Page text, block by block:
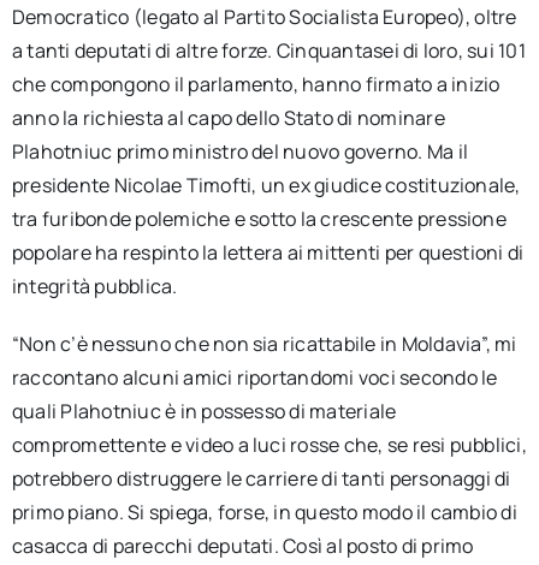
Democratico (legato al Partito Socialista Europeo), oltre
a tanti deputati di altre forze. Cinquantasei di loro, sui 101
che compongono il parlamento, hanno firmato a inizio
anno la richiesta al capo dello Stato di nominare
Plahotniuc primo ministro del nuovo governo. Ma il
presidente Nicolae Timofti, un ex giudice costituzionale,
tra furibonde polemiche e sotto la crescente pressione
popolare ha respinto la lettera ai mittenti per questioni di
integrità pubblica.
“Non c’è nessuno che non sia ricattabile in Moldavia”, mi
raccontano alcuni amici riportandomi voci secondo le
quali Plahotniuc è in possesso di materiale
compromettente e video a luci rosse che, se resi pubblici,
potrebbero distruggere le carriere di tanti personaggi di
primo piano. Si spiega, forse, in questo modo il cambio di
casacca di parecchi deputati. Così al posto di primo